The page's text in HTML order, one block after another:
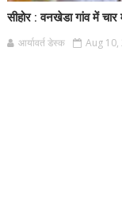
सीहोर : वनखेडा गांव में चार
आर्यावर्त डेस्क Aug 10,